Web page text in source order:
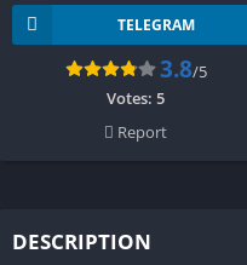
TELEGRAM
3.8/5
Votes: 5
Report
DESCRIPTION